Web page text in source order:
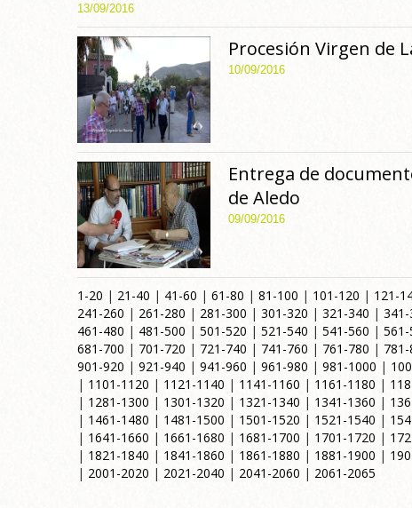
13/09/2016
Procesión Virgen de
10/09/2016
Entrega de
de Aledo
09/09/2016
1-20 | 21-40 | 41-60 | 61-80 | 81-100 | 101-120 | 121-
241-260 | 261-280 | 281-300 | 301-320 | 321-340 | 341-
461-480 | 481-500 | 501-520 | 521-540 | 541-560 | 561-
681-700 | 701-720 | 721-740 | 741-760 | 761-780 |
901-920 | 921-940 | 941-960 | 961-980 | 981-1000 |
| 1101-1120 | 1121-1140 | 1141-1160 | 1161-1180 |
| 1281-1300 | 1301-1320 | 1321-1340 | 1341-1360 |
| 1461-1480 | 1481-1500 | 1501-1520 | 1521-1540 |
| 1641-1660 | 1661-1680 | 1681-1700 | 1701-1720 |
| 1821-1840 | 1841-1860 | 1861-1880 | 1881-1900 |
| 2001-2020 | 2021-2040 | 2041-2060 | 2061-2065